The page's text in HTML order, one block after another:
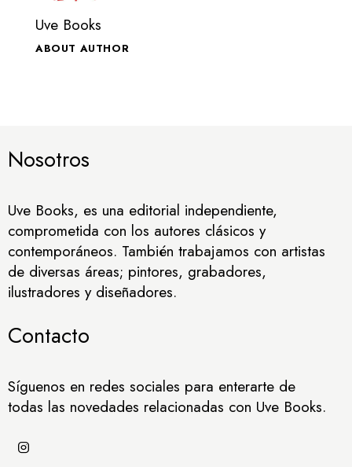
Uve Books
ABOUT AUTHOR
Nosotros
Uve Books, es una editorial independiente,
comprometida con los autores clásicos y
contemporáneos. También trabajamos con artistas
de diversas áreas; pintores, grabadores,
ilustradores y diseñadores.
Contacto
Síguenos en redes sociales para enterarte de
todas las novedades relacionadas con Uve Books.